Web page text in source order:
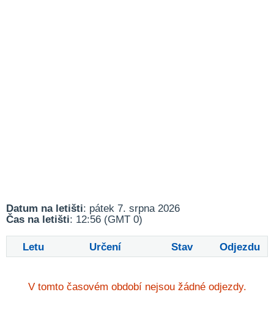
Datum na letišti: pátek 7. srpna 2026
Čas na letišti: 12:56 (GMT 0)
Letu Určení Stav Odjezdu
V tomto časovém období nejsou žádné odjezdy.